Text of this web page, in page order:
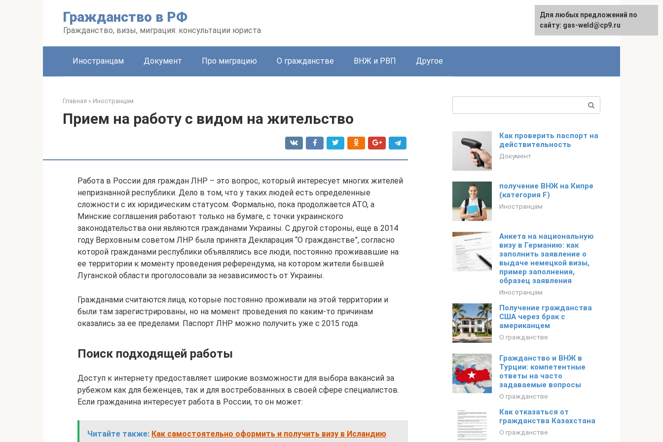
Гражданство в РФ
Гражданство, визы, миграция: консультации юриста
Иностранцам Документ Про миграцию О гражданстве ВНЖ и РВП Другое
Главная » Иностранцам
Прием на работу с видом на жительство
Работа в России для граждан ЛНР – это вопрос, который интересует многих жителей
непризнанной республики. Дело в том, что у таких людей есть определенные
сложности с их юридическим статусом. Формально, пока продолжается АТО, а
Минские соглашения работают только на бумаге, с точки украинского
законодательства они являются гражданами Украины. С другой стороны, еще в 2014
году Верховным советом ЛНР была принята Декларация “О гражданстве”, согласно
которой гражданами республики объявлялись все люди, постоянно проживавшие на
ее территории к моменту проведения референдума, на котором жители бывшей
Луганской области проголосовали за независимость от Украины.
Гражданами считаются лица, которые постоянно проживали на этой территории и
были там зарегистрированы, но на момент проведения по каким-то причинам
оказались за ее пределами. Паспорт ЛНР можно получить уже с 2015 года.
Поиск подходящей работы
Доступ к интернету предоставляет широкие возможности для выбора вакансий за
рубежом как для беженцев, так и для востребованных в своей сфере специалистов.
Если гражданина интересует работа в России, то он может:
Читайте также: Как самостоятельно оформить и получить визу в Исландию
Как проверить паспорт на
действительность
Документ
получение ВНЖ на Кипре
(категория F)
Иностранцам
Анкета на национальную
визу в Германию: как
заполнить заявление о
выдаче немецкой визы,
пример заполнения,
образец заявления
Иностранцам
Получение гражданства
США через брак с
американцем
О гражданстве
Гражданство и ВНЖ в
Турции: компетентные
ответы на часто
задаваемые вопросы
О гражданстве
Как отказаться от
гражданства Казахстана
О гражданстве
Для любых предложений по
сайту: gas-weld@cp9.ru